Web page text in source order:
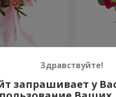
оазис"
Заказать 999 грн
Здравствуйте!
запрашивает у